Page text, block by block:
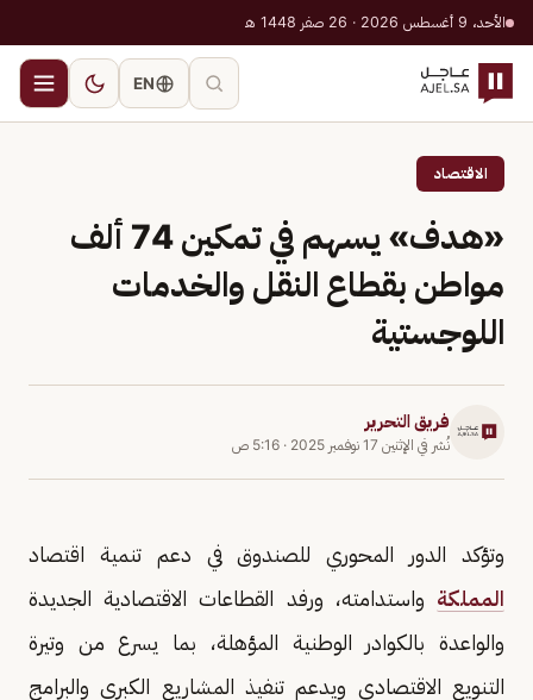
الأحد، 9 أغسطس 2026 · 26 صفر 1448 هـ
EN
الاقتصاد
«هدف» يسهم في تمكين 74 ألف
مواطن بقطاع النقل والخدمات
اللوجستية
فريق التحرير
نُشر في الإثنين 17 نوفمبر 2025 · 5:16 ص
وتؤكد الدور المحوري للصندوق في دعم تنمية اقتصاد
المملكة واستدامته، ورفد القطاعات الاقتصادية الجديدة
والواعدة بالكوادر الوطنية المؤهلة، بما يسرع من وتيرة
التنويع الاقتصادي ويدعم تنفيذ المشاريع الكبرى والبرامج